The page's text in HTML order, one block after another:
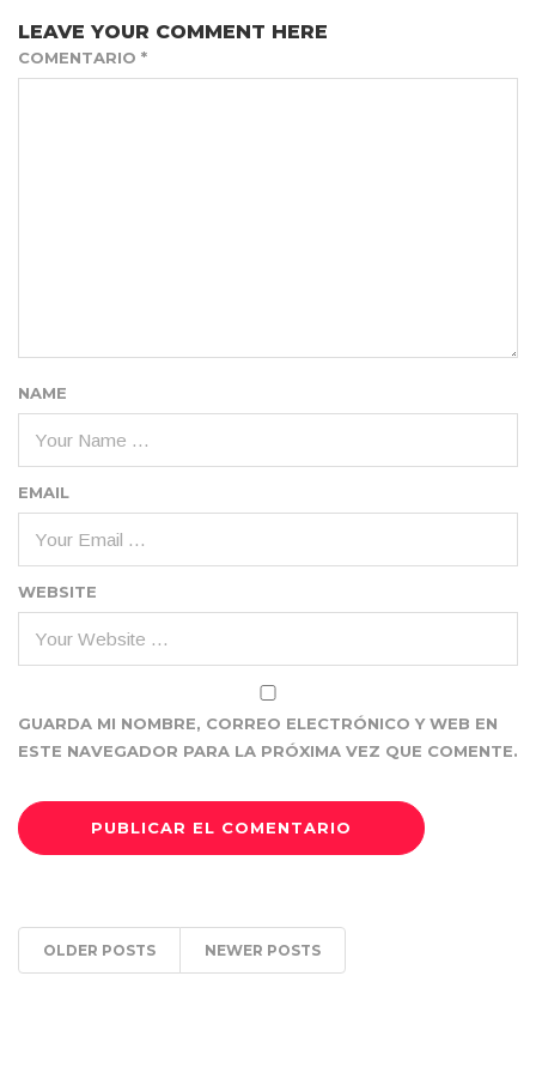
LEAVE YOUR COMMENT HERE
COMENTARIO *
NAME
EMAIL
WEBSITE
GUARDA MI NOMBRE, CORREO ELECTRÓNICO Y WEB EN
ESTE NAVEGADOR PARA LA PRÓXIMA VEZ QUE COMENTE.
OLDER POSTS NEWER POSTS